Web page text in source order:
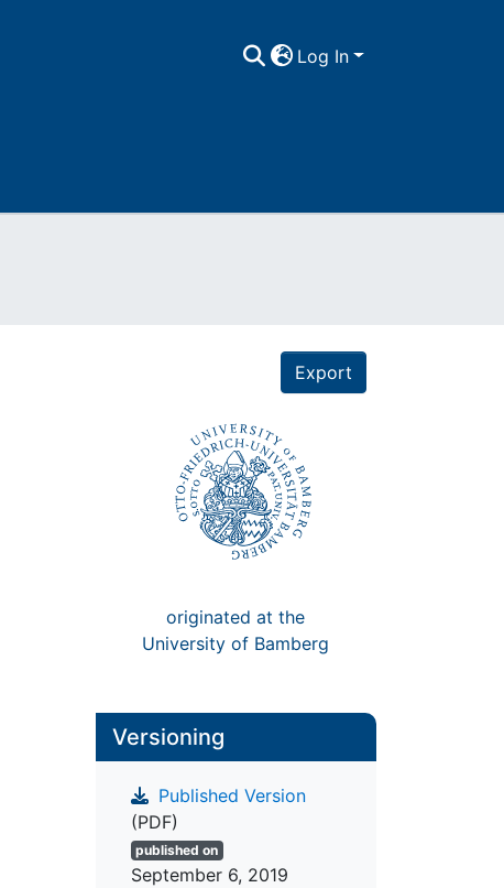
Log In
Export
originated at the
University of Bamberg
Versioning
Published Version
(PDF)
published on
September 6, 2019